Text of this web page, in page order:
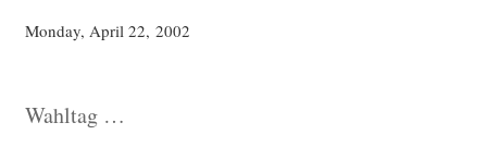
Mon­day, April 22, 2002
Wahltag …